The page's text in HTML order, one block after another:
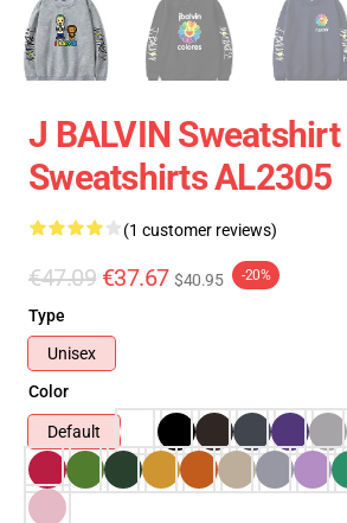
J BALVIN
Sweatshirts AL2305
(1 customer reviews)
€47.09 €37.67 $40.95 -20%
Type
Unisex
Color
Default